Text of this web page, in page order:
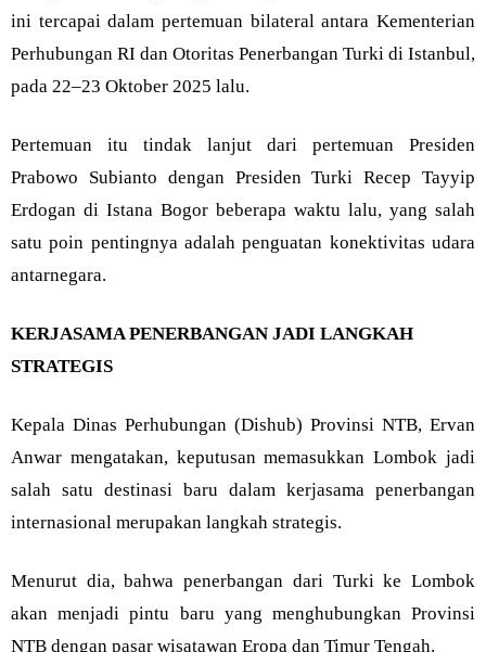
ini tercapai dalam pertemuan bilateral antara Kementerian
Perhubungan RI dan Otoritas Penerbangan Turki di Istanbul,
pada 22–23 Oktober 2025 lalu.
Pertemuan itu tindak lanjut dari pertemuan Presiden
Prabowo Subianto dengan Presiden Turki Recep Tayyip
Erdogan di Istana Bogor beberapa waktu lalu, yang salah
satu poin pentingnya adalah penguatan konektivitas udara
antarnegara.
KERJASAMA PENERBANGAN JADI LANGKAH
STRATEGIS
Kepala Dinas Perhubungan (Dishub) Provinsi NTB, Ervan
Anwar mengatakan, keputusan memasukkan Lombok jadi
salah satu destinasi baru dalam kerjasama penerbangan
internasional merupakan langkah strategis.
Menurut dia, bahwa penerbangan dari Turki ke Lombok
akan menjadi pintu baru yang menghubungkan Provinsi
NTB dengan pasar wisatawan Eropa dan Timur Tengah.